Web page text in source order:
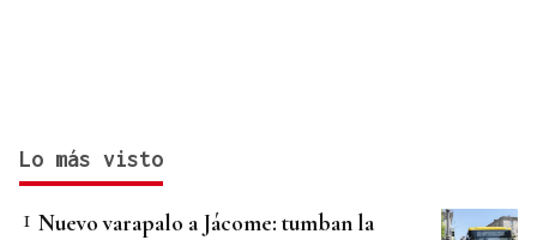
Lo más visto
Nuevo varapalo a Jácome: tumban la